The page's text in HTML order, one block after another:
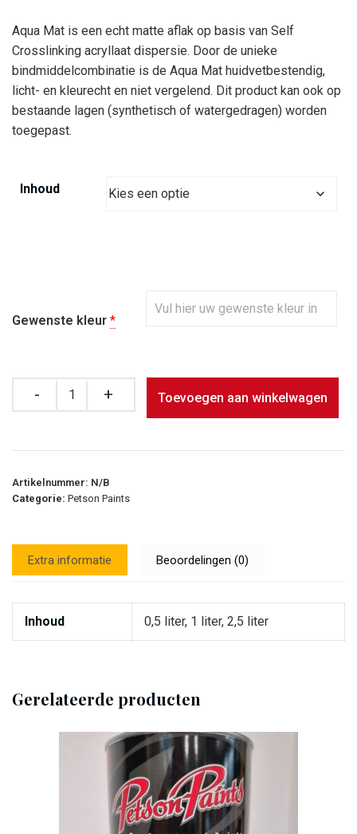
Aqua Mat is een echt matte aflak op basis van Self
Crosslinking acryllaat dispersie. Door de unieke
bindmiddelcombinatie is de Aqua Mat huidvetbestendig,
licht- en kleurecht en niet vergelend. Dit product kan ook op
bestaande lagen (synthetisch of watergedragen) worden
toegepast.
Inhoud
Gewenste kleur *
Quantity
Toevoegen aan winkelwagen
Artikelnummer: N/B
Categorie: Petson Paints
Extra informatie Beoordelingen (0)
Inhoud 0,5 liter, 1 liter, 2,5 liter
Gerelateerde producten